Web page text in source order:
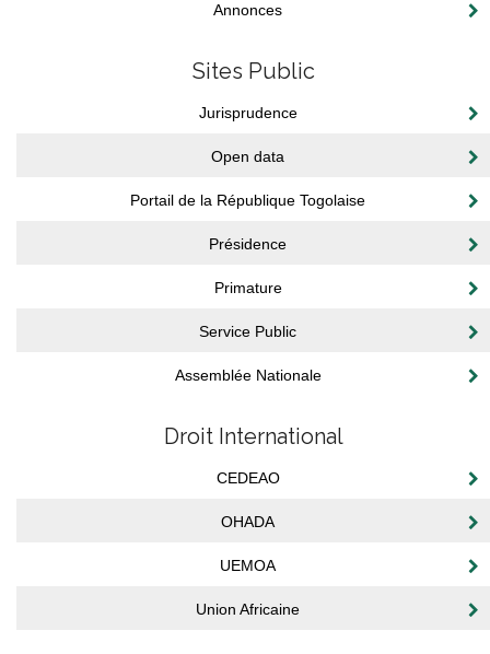
Annonces
Sites Public
Jurisprudence
Open data
Portail de la République Togolaise
Présidence
Primature
Service Public
Assemblée Nationale
Droit International
CEDEAO
OHADA
UEMOA
Union Africaine